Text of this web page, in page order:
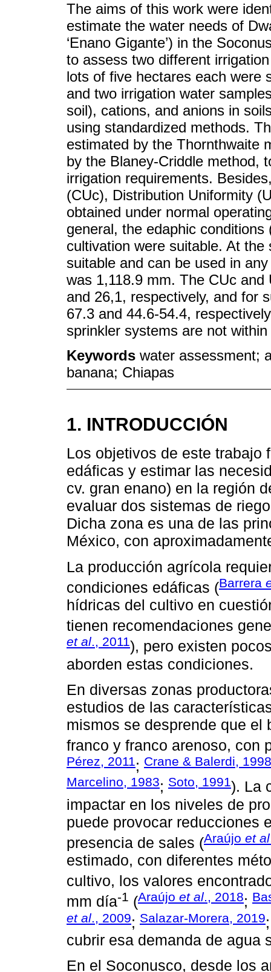
The aims of this work were
estimate the water needs of
‘Enano Gigante’) in the
to assess two different
lots of five hectares each were
and two irrigation water
soil), cations, and anions in
using standardized methods.
estimated by the Thornthwaite
by the Blaney-Criddle method,
irrigation requirements.
(CUc), Distribution Uniformity
obtained under normal
general, the edaphic
cultivation were suitable. At
suitable and can be used in
was 1,118.9 mm. The CUc
and 26,1, respectively, and for
67.3 and 44.6-54.4,
sprinkler systems are not
Keywords water assessment;
banana; Chiapas
1. INTRODUCCIÓN
Los objetivos de este trabajo
edáficas y estimar las
cv. gran enano) en la región
evaluar dos sistemas de
Dicha zona es una de las
México, con
La producción agrícola
condiciones edáficas (Barrera
hídricas del cultivo en
tienen recomendaciones
et al., 2011), pero existen
aborden estas condiciones.
En diversas zonas
estudios de las
mismos se desprende que el
franco y franco arenoso, con
Pérez, 2011; Crane & Balerdi, 1998
Marcelino, 1983; Soto, 1991). La
impactar en los niveles de
puede provocar reducciones
presencia de sales (Araújo et al
estimado, con diferentes
cultivo, los valores
mm día-1 (Araújo et al., 2018;
et al., 2009; Salazar-Morera, 2019
cubrir esa demanda de agua
En el Soconusco, desde los